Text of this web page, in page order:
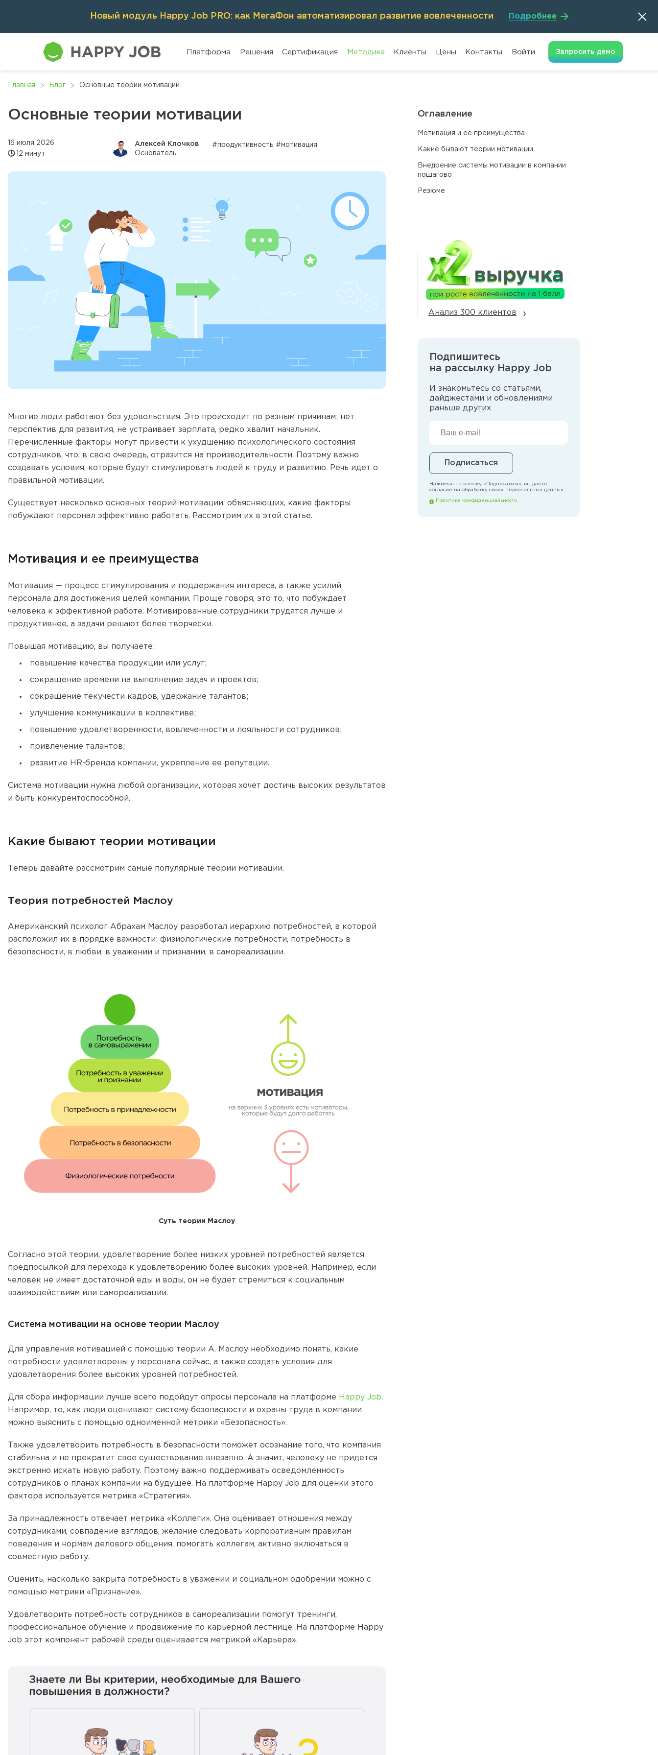
Новый модуль Happy Job PRO: как МегаФон автоматизировал развитие вовлеченности Подробнее
Платформа Решения Сертификация Методика Клиенты Цены Контакты Войти Запросить демо
Главная Блог Основные теории мотивации
Основные теории мотивации
16 июля 2026
🕒
12 минут
Алексей Клочков
Основатель
#продуктивность #мотивация
Многие люди работают без удовольствия. Это происходит по разным причинам: нет
перспектив для развития, не устраивает зарплата, редко хвалит начальник.
Перечисленные факторы могут привести к ухудшению психологического состояния
сотрудников, что, в свою очередь, отразится на производительности. Поэтому важно
создавать условия, которые будут стимулировать людей к труду и развитию. Речь идет о
правильной мотивации.
Существует несколько основных теорий мотивации, объясняющих, какие факторы
побуждают персонал эффективно работать. Рассмотрим их в этой статье.
Мотивация и ее преимущества
Мотивация — процесс стимулирования и поддержания интереса, а также усилий
персонала для достижения целей компании. Проще говоря, это то, что побуждает
человека к эффективной работе. Мотивированные сотрудники трудятся лучше и
продуктивнее, а задачи решают более творчески.
Повышая мотивацию, вы получаете:
повышение качества продукции или услуг;
сокращение времени на выполнение задач и проектов;
сокращение текучести кадров, удержание талантов;
улучшение коммуникации в коллективе;
повышение удовлетворенности, вовлеченности и лояльности сотрудников;
привлечение талантов;
развитие HR-бренда компании, укрепление ее репутации.
Система мотивации нужна любой организации, которая хочет достичь высоких результатов
и быть конкурентоспособной.
Какие бывают теории мотивации
Теперь давайте рассмотрим самые популярные теории мотивации.
Теория потребностей Маслоу
Американский психолог Абрахам Маслоу разработал иерархию потребностей, в которой
расположил их в порядке важности: физиологические потребности, потребность в
безопасности, в любви, в уважении и признании, в самореализации.
Суть теории Маслоу
Согласно этой теории, удовлетворение более низких уровней потребностей является
предпосылкой для перехода к удовлетворению более высоких уровней. Например, если
человек не имеет достаточной еды и воды, он не будет стремиться к социальным
взаимодействиям или самореализации.
Система мотивации на основе теории Маслоу
Для управления мотивацией с помощью теории А. Маслоу необходимо понять, какие
потребности удовлетворены у персонала сейчас, а также создать условия для
удовлетворения более высоких уровней потребностей.
Для сбора информации лучше всего подойдут опросы персонала на платформе Happy Job.
Например, то, как люди оценивают систему безопасности и охраны труда в компании
можно выяснить с помощью одноименной метрики «Безопасность».
Также удовлетворить потребность в безопасности поможет осознание того, что компания
стабильна и не прекратит свое существование внезапно. А значит, человеку не придется
экстренно искать новую работу. Поэтому важно поддерживать осведомленность
сотрудников о планах компании на будущее. На платформе Happy Job для оценки этого
фактора используется метрика «Стратегия».
За принадлежность отвечает метрика «Коллеги». Она оценивает отношения между
сотрудниками, совпадение взглядов, желание следовать корпоративным правилам
поведения и нормам делового общения, помогать коллегам, активно включаться в
совместную работу.
Оценить, насколько закрыта потребность в уважении и социальном одобрении можно с
помощью метрики «Признание».
Удовлетворить потребность сотрудников в самореализации помогут тренинги,
профессиональное обучение и продвижение по карьерной лестнице. На платформе Happy
Job этот компонент рабочей среды оценивается метрикой «Карьера».
Оглавление
Мотивация и ее преимущества
Какие бывают теории мотивации
Внедрение системы мотивации в компании
пошагово
Резюме
Анализ 300 клиентов
Подпишитесь
на рассылку Happy Job
И знакомьтесь со статьями,
дайджестами и обновлениями
раньше других
Подписаться
Нажимая на кнопку «Подписаться», вы даете
согласие на обработку своих персональных данных.
Политика конфиденциальности